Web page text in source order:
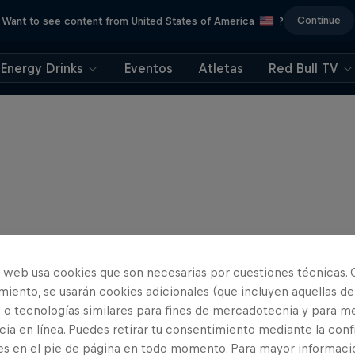
Want to see content from United States of America ? Continue
Energy Drinks Eventos Atletas Red Bull TV
web usa cookies que son necesarias por cuestiones técnicas.
se usarán cookies adicionales (que incluyen aquellas de
tecnologías similares para fines de mercadotecnia y para
en línea. Puedes retirar tu consentimiento mediante la
en el pie de página en todo momento. Para mayor